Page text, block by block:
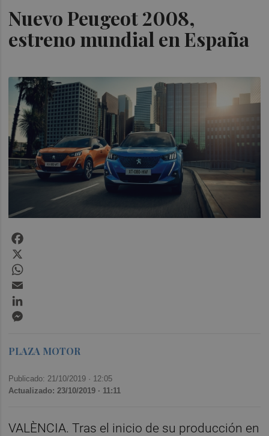
Nuevo Peugeot 2008,
estreno mundial en España
PLAZA MOTOR
Publicado: 21/10/2019 · 12:05
Actualizado: 23/10/2019 · 11:11
VALÈNCIA. Tras el inicio de su producción en